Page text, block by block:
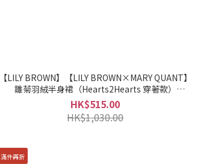
【LILY BROWN】【LILY BROWN×MARY QUANT】
雛菊羽絨半身裙（Hearts2Hearts 穿著款）
LWFS255032
HK$515.00
HK$1,030.00
滿件再折